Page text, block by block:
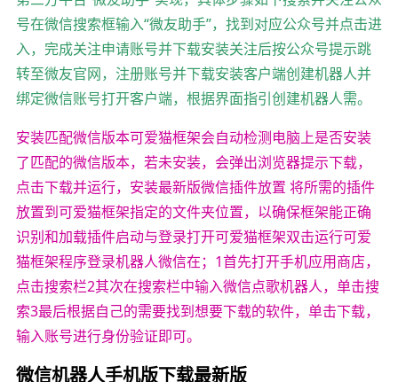
号在微信搜索框输入“微友助手”，找到对应公众号并点击进
入，完成关注申请账号并下载安装关注后按公众号提示跳
转至微友官网，注册账号并下载安装客户端创建机器人并
绑定微信账号打开客户端，根据界面指引创建机器人需。
安装匹配微信版本可爱猫框架会自动检测电脑上是否安装
了匹配的微信版本，若未安装，会弹出浏览器提示下载，
点击下载并运行，安装最新版微信插件放置 将所需的插件
放置到可爱猫框架指定的文件夹位置，以确保框架能正确
识别和加载插件启动与登录打开可爱猫框架双击运行可爱
猫框架程序登录机器人微信在；1首先打开手机应用商店，
点击搜索栏2其次在搜索栏中输入微信点歌机器人，单击搜
索3最后根据自己的需要找到想要下载的软件，单击下载，
输入账号进行身份验证即可。
微信机器人手机版下载最新版